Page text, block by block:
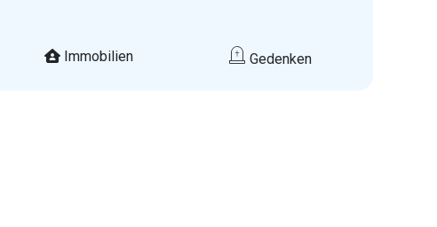
Immobilien Gedenken